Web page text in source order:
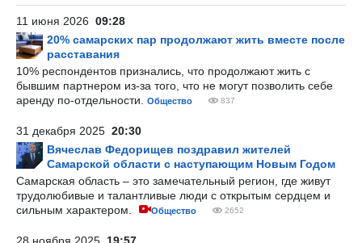
11 июня 2026 09:28
20% самарских пар продолжают жить вместе после
расставания
10% респондентов признались, что продолжают жить с
бывшим партнером из-за того, что не могут позволить себе
аренду по-отдельности.
Общество 837
31 декабря 2025 20:30
Вячеслав Федорищев поздравил жителей
Самарской области с наступающим Новым Годом
Самарская область – это замечательный регион, где живут
трудолюбивые и талантливые люди с открытым сердцем и
сильным характером.
Общество 2652